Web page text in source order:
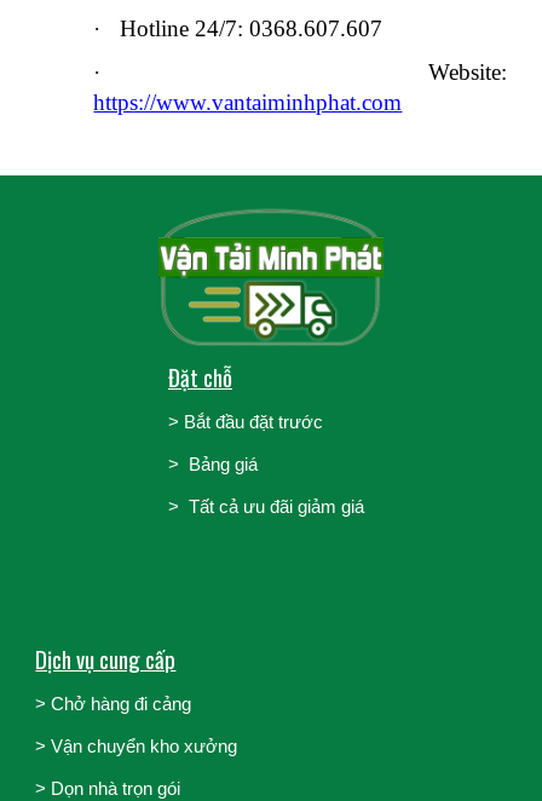
·
Hotline 24/7: 0368.607.607
·
Website:
https://www.vantaiminhphat.com
Đặt chỗ
> Bắt đầu đặt trước
> Bảng giá
> Tất cả ưu đãi giảm giá
Dịch vụ cung cấp
> Chở hàng đi cảng
>Vận chuyển kho xưởng
> Dọn nhà trọn gói